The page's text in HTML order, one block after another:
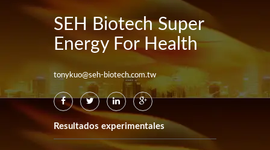
SEH Biotech Super
Energy For Health
tonykuo@seh-biotech.com.tw
Resultados experimentales